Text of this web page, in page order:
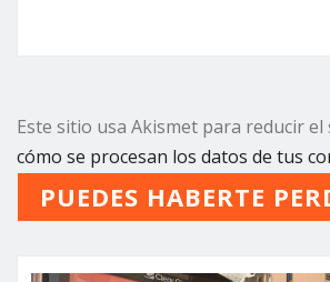
Este sitio usa Akismet para reducir el
cómo se procesan los datos de tus
PUEDES HABERTE